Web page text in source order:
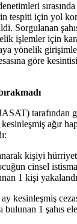
tespiti için yol
Sorgulanan
işlemler için
yönelik
göre
tarafından
ağır
kişiyi
cinsel
1 kişi
kesinleşmiş
bulunan 1 şahıs